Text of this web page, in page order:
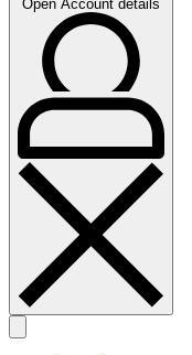
Open Account details